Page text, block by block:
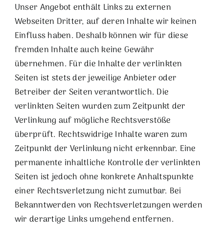
Unser Angebot enthält Links zu externen
Webseiten Dritter, auf deren Inhalte wir keinen
Einfluss haben. Deshalb können wir für diese
fremden Inhalte auch keine Gewähr
übernehmen. Für die Inhalte der verlinkten
Seiten ist stets der jeweilige Anbieter oder
Betreiber der Seiten verantwortlich. Die
verlinkten Seiten wurden zum Zeitpunkt der
Verlinkung auf mögliche Rechtsverstöße
überprüft. Rechtswidrige Inhalte waren zum
Zeitpunkt der Verlinkung nicht erkennbar. Eine
permanente inhaltliche Kontrolle der verlinkten
Seiten ist jedoch ohne konkrete Anhaltspunkte
einer Rechtsverletzung nicht zumutbar. Bei
Bekanntwerden von Rechtsverletzungen werden
wir derartige Links umgehend entfernen.